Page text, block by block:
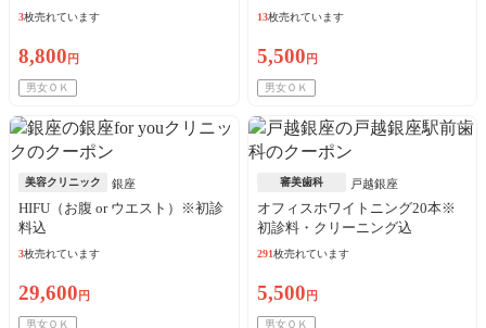
から選択）
3枚売れています
8,800 円
男女ＯＫ
診察料、送料込込
13枚売れています
5,500 円
男女ＯＫ
美容クリニック 銀座
HIFU（お腹 or ウエスト）※初診
料込
3枚売れています
29,600 円
男女ＯＫ
審美歯科 戸越銀座
オフィスホワイトニング20本※
初診料・クリーニング込
291枚売れています
5,500 円
男女ＯＫ